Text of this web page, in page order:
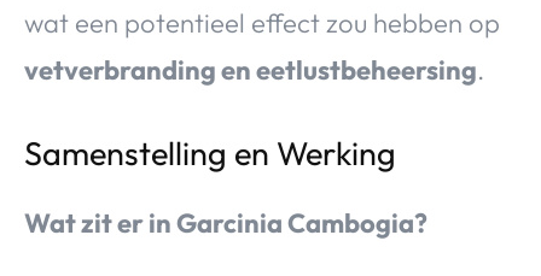
wat een potentieel effect zou hebben op
vetverbranding en eetlustbeheersing.
Samenstelling en Werking
Wat zit er in Garcinia Cambogia?